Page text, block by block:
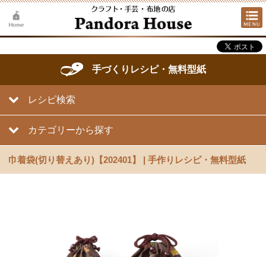
手づくりレシピ・無料型紙
レシピ検索
カテゴリーから探す
巾着袋(切り替えあり)【202401】 | 手作りレシピ・無料型紙